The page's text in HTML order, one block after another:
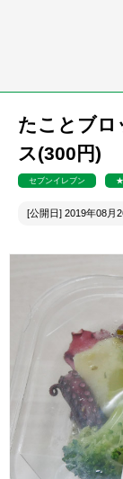
たことブロ
ス(300円)
セブンイレブン
[公開日] 2019年08